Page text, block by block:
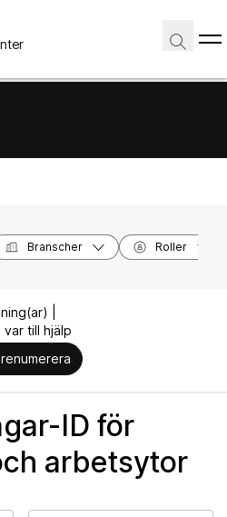
Branscher Roller
|
till hjälp
ID för
arbetsytor